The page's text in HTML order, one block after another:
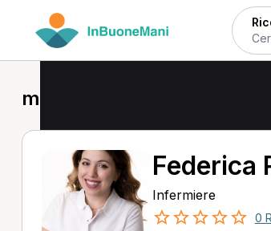
massoterapia a Bologna
Federica
Infermiere
0